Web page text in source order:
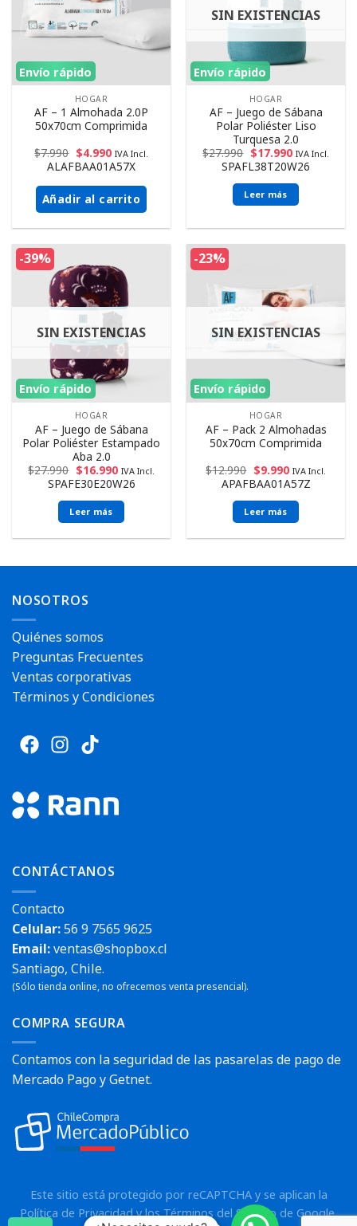
Envío rápido
HOGAR
AF – 1 Almohada 2.0P
50x70cm Comprimida
$7.990 $4.990 IVA Incl.
ALAFBAA01A57X
Añadir al carrito
Envío rápido
SIN EXISTENCIAS
HOGAR
AF – Juego de Sábana
Polar Poliéster Liso
Turquesa 2.0
$27.990 $17.990 IVA Incl.
SPAFL38T20W26
Leer más
-39%
Envío rápido
SIN EXISTENCIAS
HOGAR
AF – Juego de Sábana
Polar Poliéster Estampado
Aba 2.0
$27.990 $16.990 IVA Incl.
SPAFE30E20W26
Leer más
-23%
Envío rápido
SIN EXISTENCIAS
HOGAR
AF – Pack 2 Almohadas
50x70cm Comprimida
$12.990 $9.990 IVA Incl.
APAFBAA01A57Z
Leer más
NOSOTROS
Quiénes somos
Preguntas Frecuentes
Ventas corporativas
Términos y Condiciones
CONTÁCTANOS
Contacto
Celular:56 9 7565 9625
Email:ventas@shopbox.cl
Santiago, Chile.
(Sólo tienda online, no ofrecemos venta presencial).
COMPRA SEGURA
Contamos con la seguridad de las pasarelas de pago de
Mercado Pago y Getnet.
Este sitio está protegido por reCAPTCHA y se aplican la
Política de Privacidady losTérminos del Servicio de Google.